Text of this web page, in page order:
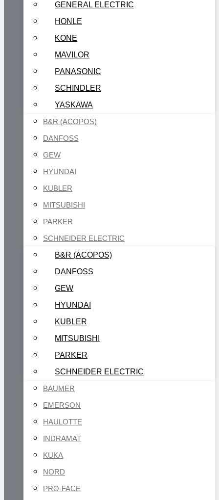
GENERAL ELECTRIC
HONLE
KONE
MAVILOR
PANASONIC
SCHINDLER
YASKAWA
B&R (ACOPOS)
DANFOSS
GEW
HYUNDAI
KUBLER
MITSUBISHI
PARKER
SCHNEIDER ELECTRIC
B&R (ACOPOS)
DANFOSS
GEW
HYUNDAI
KUBLER
MITSUBISHI
PARKER
SCHNEIDER ELECTRIC
BAUMER
EMERSON
HAULOTTE
INDRAMAT
KUKA
NORD
PRO-FACE